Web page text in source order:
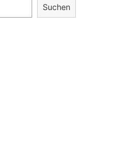
Suchen